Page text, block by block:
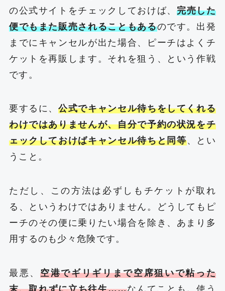
の公式サイトをチェックしておけば、 完売した
便でもまた販売されることもあるのです。出発
までにキャンセルが出た場合、ピーチはよくチ
ケットを再販します。それを狙う、という作戦
です。
要するに、公式でキャンセル待ちをしてくれる
わけではありませんが、自分で予約の状況をチ
ェックしておけばキャンセル待ちと同等、とい
うこと。
ただし、この方法は必ずしもチケットが取れ
る、というわけではありません。どうしてもピ
ーチのその便に乗りたい場合を除き、あまり多
用するのも少々危険です。
最悪、 空港でギリギリまで空席狙いで粘った